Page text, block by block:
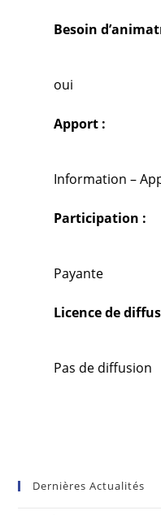
Besoin
oui
Apport :
Information –
Participation :
Payante
Licence de
Pas de diffusion
Dernières Actualités